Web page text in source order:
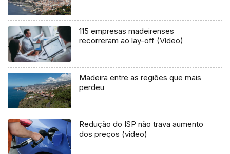
115 empresas madeirenses
recorreram ao lay-off (Vídeo)
Madeira entre as regiões que mais
perdeu
Redução do ISP não trava aumento
dos preços (vídeo)